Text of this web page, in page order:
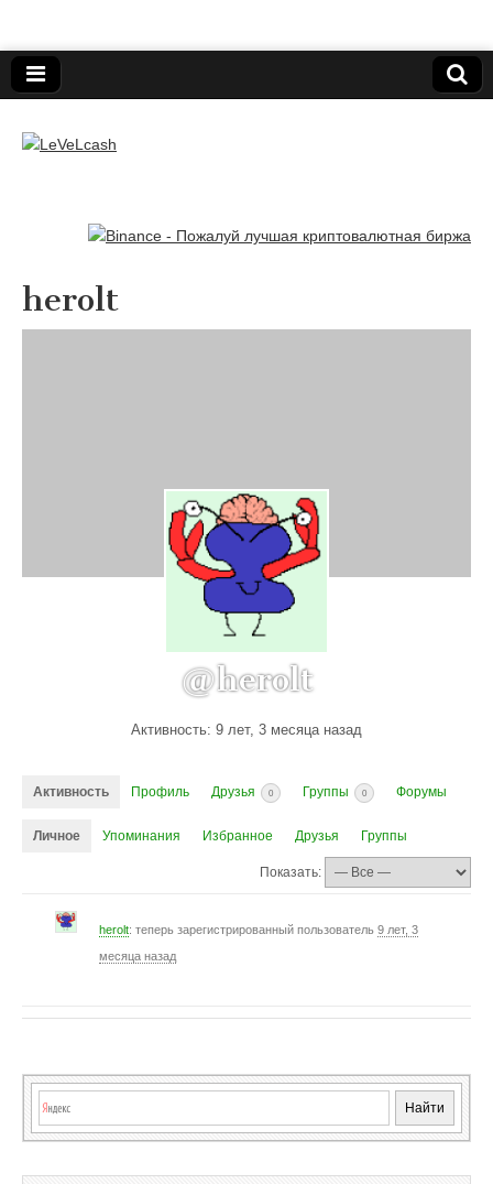
LeVeLcash
herolt
@herolt
Активность: 9 лет, 3 месяца назад
Активность Профиль Друзья 0 Группы 0 Форумы
Личное Упоминания Избранное Друзья Группы
Показать:
herolt: теперь зарегистрированный пользователь 9 лет, 3
месяца назад